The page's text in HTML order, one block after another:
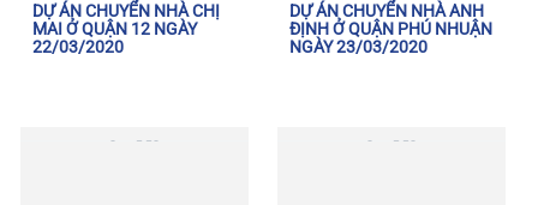
DỰ ÁN CHUYỂN NHÀ CHỊ
MAI Ở QUẬN 12 NGÀY
22/03/2020
DỰ ÁN CHUYỂN NHÀ ANH
ĐỊNH Ở QUẬN PHÚ NHUẬN
NGÀY 23/03/2020